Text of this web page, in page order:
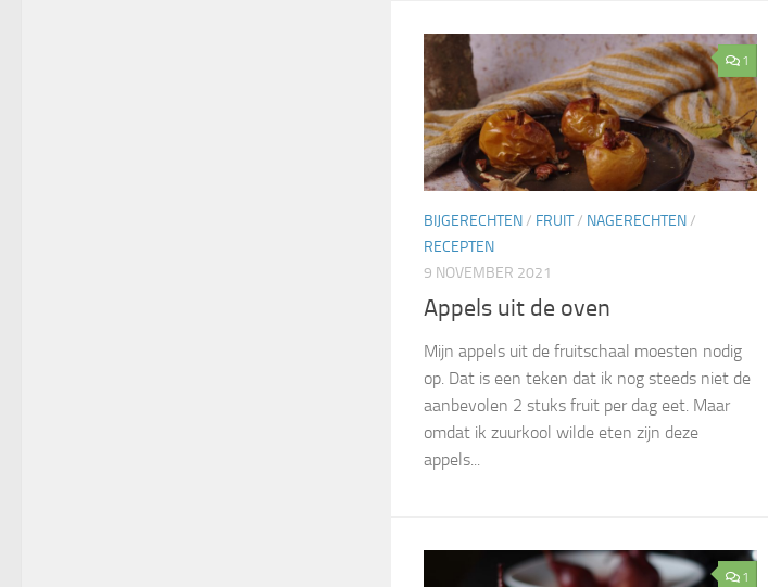
1
BIJGERECHTEN/ FRUIT/ NAGERECHTEN/
RECEPTEN
9 NOVEMBER 2021
Appels uit de oven
Mijn appels uit de fruitschaal moesten nodig
op. Dat is een teken dat ik nog steeds niet de
aanbevolen 2 stuks fruit per dag eet. Maar
omdat ik zuurkool wilde eten zijn deze
appels...
1